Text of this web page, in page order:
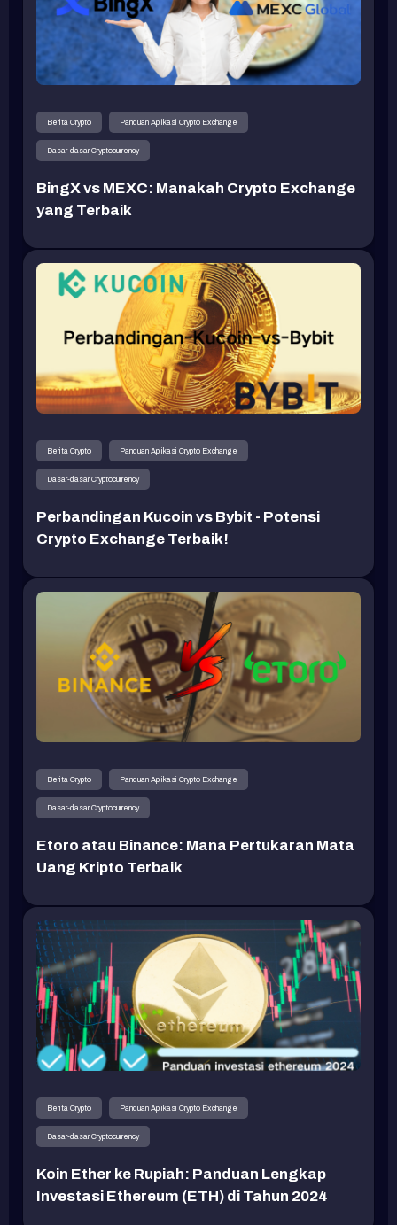
Berita Crypto Panduan Aplikasi Crypto Exchange
Dasar-dasar Cryptocurrency
BingX vs MEXC: Manakah Crypto Exchange
yang Terbaik
Berita Crypto Panduan Aplikasi Crypto Exchange
Dasar-dasar Cryptocurrency
Perbandingan Kucoin vs Bybit - Potensi
Crypto Exchange Terbaik!
Berita Crypto Panduan Aplikasi Crypto Exchange
Dasar-dasar Cryptocurrency
Etoro atau Binance: Mana Pertukaran Mata
Uang Kripto Terbaik
Berita Crypto Panduan Aplikasi Crypto Exchange
Dasar-dasar Cryptocurrency
Koin Ether ke Rupiah: Panduan Lengkap
Investasi Ethereum (ETH) di Tahun 2024